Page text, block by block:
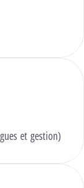
et gestion)